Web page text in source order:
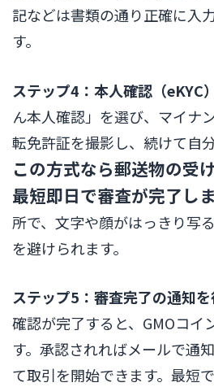
記などは書類の通り正確に入
す。
ステップ4：本人確認（eKYC）
ん本人確認」を選び、マイナ
転免許証を撮影し、続けて自
この方式なら郵送物の受
最短即日で審査が完了しま
所で、文字や顔がはっきり写
を避けられます。
ステップ5：審査完了の通知を
確認が完了すると、GMOコイ
す。承認されればメールで通
て取引を開始できます。最短